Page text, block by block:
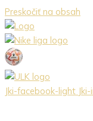
Preskočiť na obsah
Jki-facebook-light